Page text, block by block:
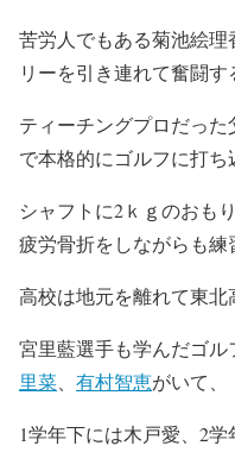
苦労人でもある菊池絵
リーを引き連れて奮闘す
ティーチングプロだっ
で本格的にゴルフに打ち
シャフトに2ｋｇのおも
疲労骨折をしながらも練
高校は地元を離れて東北
宮里藍選手も学んだゴ
里菜
有村智恵がいて、
1学年下には木戸愛、2